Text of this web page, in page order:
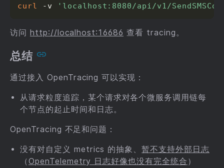
curl -v 'localhost:8080/api/v1/
访问 http://localhost:16686 查看 tracing。
总结
通过接入 OpenTracing 可以实现：
从请求粒度追踪，某个请求对各个微服务调用链每
个节点的起止时间和日志。
OpenTracing 不足和问题：
没有对自定义 metrics 的抽象、暂不支持外部日志
（OpenTelemetry 日志好像也没有完全统合 ）